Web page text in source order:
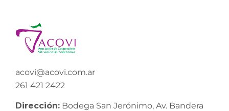
acovi@acovi.com.ar
261 421 2422
Dirección: Bodega San Jerónimo, Av. Bandera